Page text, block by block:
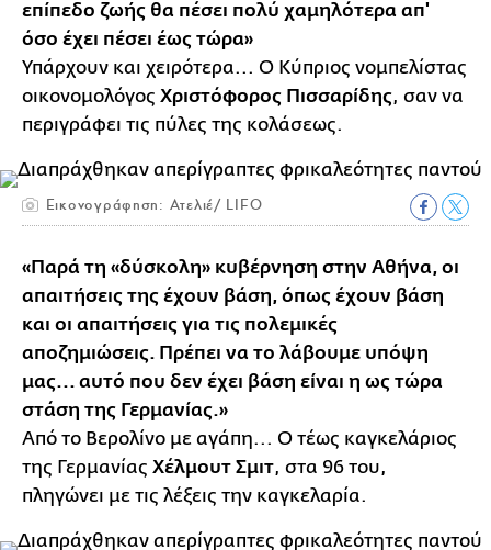
επίπεδο ζωής θα πέσει πολύ χαμηλότερα απ'
όσο έχει πέσει έως τώρα»
Υπάρχουν και χειρότερα... Ο Κύπριος νομπελίστας
οικονομολόγος Χριστόφορος Πισσαρίδης, σαν να
περιγράφει τις πύλες της κολάσεως.
Εικονογράφηση: Ατελιέ/ LIFO
«Παρά τη «δύσκολη» κυβέρνηση στην Αθήνα, οι
απαιτήσεις της έχουν βάση, όπως έχουν βάση
και οι απαιτήσεις για τις πολεμικές
αποζημιώσεις. Πρέπει να το λάβουμε υπόψη
μας... αυτό που δεν έχει βάση είναι η ως τώρα
στάση της Γερμανίας.»
Από το Βερολίνο με αγάπη... Ο τέως καγκελάριος
της Γερμανίας Χέλμουτ Σμιτ, στα 96 του,
πληγώνει με τις λέξεις την καγκελαρία.